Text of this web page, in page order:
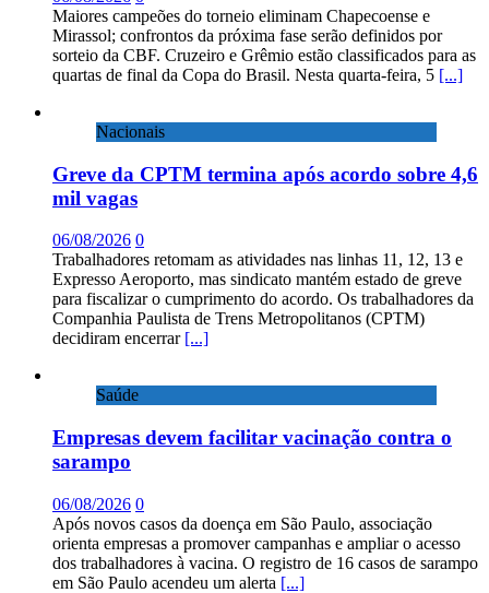
Maiores campeões do torneio eliminam Chapecoense e
Mirassol; confrontos da próxima fase serão definidos por
sorteio da CBF. Cruzeiro e Grêmio estão classificados para as
quartas de final da Copa do Brasil. Nesta quarta-feira, 5 [...]
Nacionais
Greve da CPTM termina após acordo sobre 4,6
mil vagas
06/08/2026 0
Trabalhadores retomam as atividades nas linhas 11, 12, 13 e
Expresso Aeroporto, mas sindicato mantém estado de greve
para fiscalizar o cumprimento do acordo. Os trabalhadores da
Companhia Paulista de Trens Metropolitanos (CPTM)
decidiram encerrar [...]
Saúde
Empresas devem facilitar vacinação contra o
sarampo
06/08/2026 0
Após novos casos da doença em São Paulo, associação
orienta empresas a promover campanhas e ampliar o acesso
dos trabalhadores à vacina. O registro de 16 casos de sarampo
em São Paulo acendeu um alerta [...]